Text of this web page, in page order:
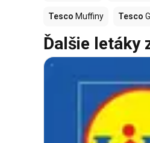
Tesco Muffiny Tesco
Ďalšie letáky